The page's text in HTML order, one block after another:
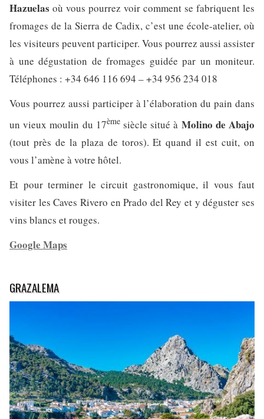
Hazuelas où vous pourrez voir comment se fabriquent les
fromages de la Sierra de Cadix, c’est une école-atelier, où
les visiteurs peuvent participer. Vous pourrez aussi assister
à une dégustation de fromages guidée par un moniteur.
Téléphones : +34 646 116 694 – +34 956 234 018
Vous pourrez aussi participer à l’élaboration du pain dans
un vieux moulin du 17èmesiècle situé à Molino de Abajo
(tout près de la plaza de toros). Et quand il est cuit, on
vous l’amène à votre hôtel.
Et pour terminer le circuit gastronomique, il vous faut
visiter les Caves Rivero en Prado del Rey et y déguster ses
vins blancs et rouges.
Google Maps
GRAZALEMA